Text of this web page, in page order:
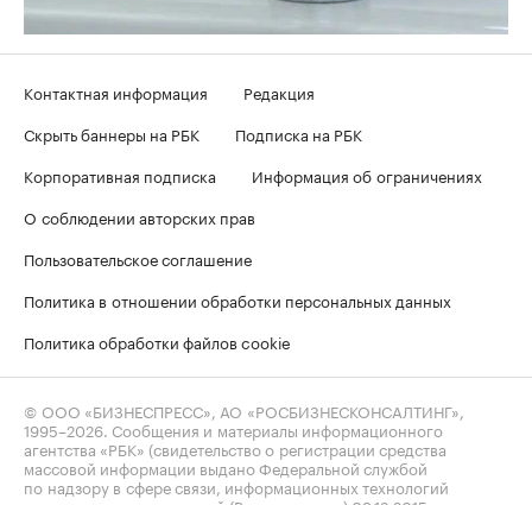
Контактная информация
Редакция
Скрыть баннеры на РБК
Подписка на РБК
Корпоративная подписка
Информация об ограничениях
О соблюдении авторских прав
Пользовательское соглашение
Политика в отношении обработки персональных данных
Политика обработки файлов cookie
© ООО «БИЗНЕСПРЕСС», АО «РОСБИЗНЕСКОНСАЛТИНГ»,
1995–2026 . Сообщения и материалы информационного
агентства «РБК» (свидетельство о регистрации средства
массовой информации выдано Федеральной службой
по надзору в сфере связи, информационных технологий